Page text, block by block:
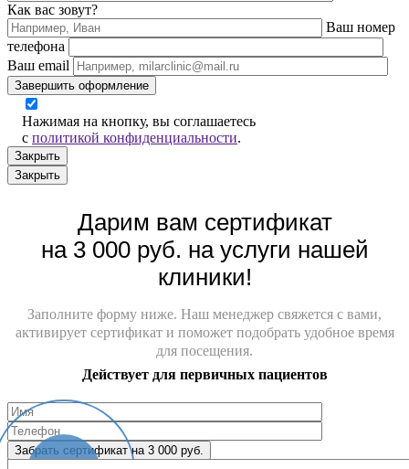
Как вас зовут?
Ваш номер
телефона
Ваш email
Завершить оформление
Нажимая на кнопку, вы соглашаетесь
с политикой конфиденциальности.
Закрыть
Закрыть
Дарим вам сертификат
на 3 000 руб. на услуги нашей
клиники!
Заполните форму ниже. Наш менеджер свяжется с вами,
активирует сертификат и поможет подобрать удобное время
для посещения.
Действует для первичных пациентов
Забрать сертификат на 3 000 руб.